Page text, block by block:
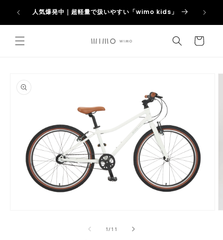
ンツに
トレッ 人気爆発中｜超軽量で扱いやすい「wimo kids」
カ
ー
報にス
キップ
1/の
11